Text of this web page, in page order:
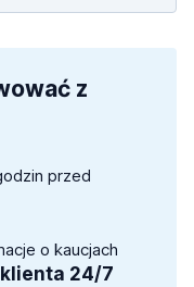
z
przed
o kaucjach
24/7